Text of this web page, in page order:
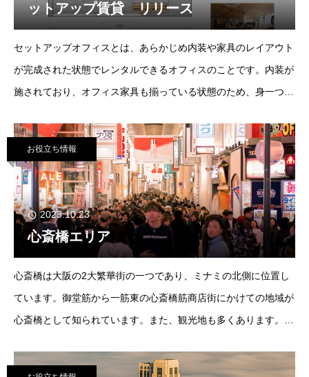
ットアップ賃貸 リリース
セットアップオフィスとは、あらかじめ内装や家具のレイアウト
が完成された状態でレンタルできるオフィスのことです。内装が
施されており、オフィス家具も揃っている状態のため、身一つで
の賃貸オフィスを利用する場合と比べると、手間や
お役立ち情報
2023.10.23
心斎橋エリア
心斎橋は大阪の2大繁華街の一つであり、ミナミの北側に位置し
ています。御堂筋から一筋東の心斎橋筋商店街にかけての地域が
心斎橋として知られています。また、観光地も多くあります。道
れます。心斎橋は、大丸心斎橋店やヨーロッパの一